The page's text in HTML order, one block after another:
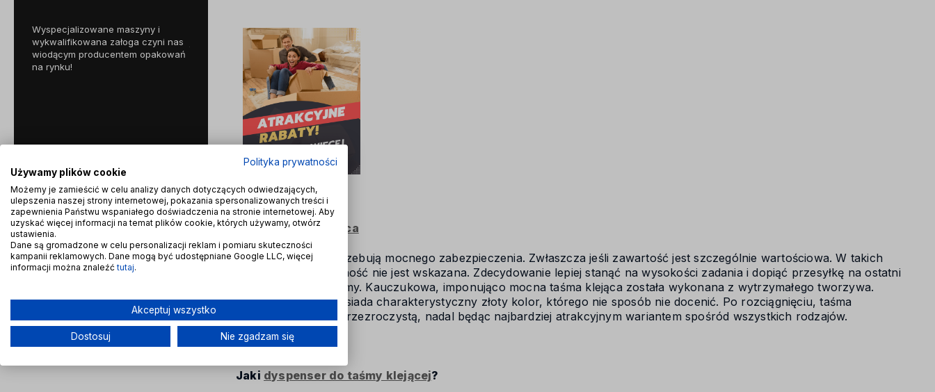
Wyspecjalizowane maszyny i
wykwalifikowana załoga czyni nas
wiodącym producentem opakowań
na rynku!
Skorzystaj z darmowej dostawy
250 zł!
Rodzinna firma z wieloletnim
doświadczeniem. Na rynku
opakowań funkcjonuje od 1995
roku, a działalność internetowa
rozwija się nieustannie dzięki
wykwalifikowanym specjalistom.
Piękną konsekwencją rozwoju są
zróżnicowane rodzaje kartonów,
Opcje przeglądania
Cena: (wybierz)
Mocna taśma klejąca
Ciężkie kartony potrzebują mocnego zabezpieczenia. Zwłaszcza jeśli zawartość jest szczególnie wartościowa. W takich
sytuacjach oszczędność nie jest wskazana. Zdecydowanie lepiej stanąć na wysokości zadania i dopiąć przesyłkę na ostatni
skrawek mocnej taśmy. Kauczukowa, imponująco mocna taśma klejąca została wykonana z wytrzymałego tworzywa.
Zwinięta w rolce, posiada charakterystyczny złoty kolor, którego nie sposób nie docenić. Po rozciągnięciu, taśma
przekształca się w przezroczystą, nadal będąc najbardziej atrakcyjnym wariantem spośród wszystkich rodzajów.
Jaki dyspenser do taśmy klejącej?
Polityka prywatności
Używamy plików cookie
Możemy je zamieścić w celu analizy danych dotyczących odwiedzających,
ulepszenia naszej strony internetowej, pokazania spersonalizowanych treści i
zapewnienia Państwu wspaniałego doświadczenia na stronie internetowej. Aby
uzyskać więcej informacji na temat plików cookie, których używamy, otwórz
ustawienia.
Dane są gromadzone w celu personalizacji reklam i pomiaru skuteczności
kampanii reklamowych. Dane mogą być udostępniane Google LLC, więcej
informacji można znaleźćtutaj.
Akceptuj wszystko
Dostosuj Nie zgadzam się